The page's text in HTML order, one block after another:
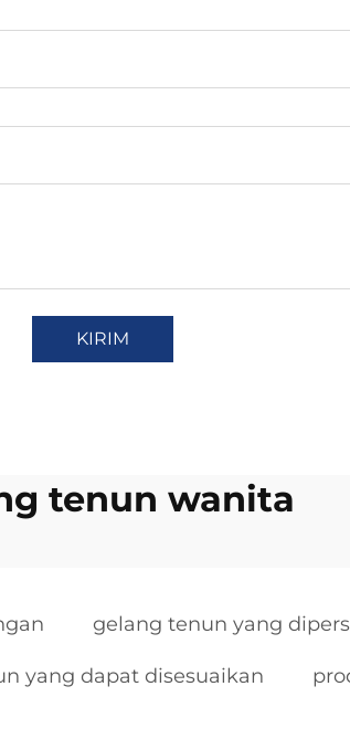
KIRIM
tenun wanita
gelang tenun yang
yang dapat disesuaikan